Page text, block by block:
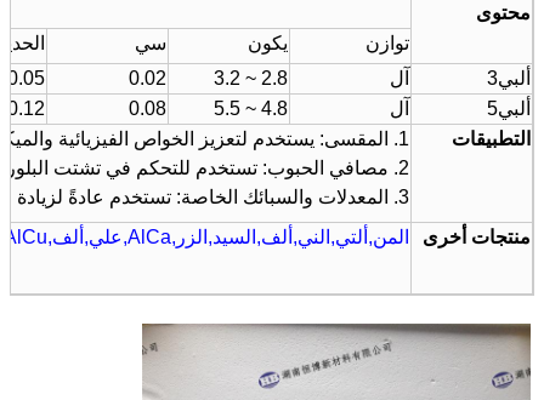
محتوى
توازن
يكون سي
ألبي3
آل 2.8 ~ 3.2
0.02
0.05
ألبي5
آل 4.8 ~ 5.5
0.08
0.12
التطبيقات
1. المقسى: يستخدم لتعزيز الخواص الفيزيائية والميكانيكية للسبائك المعدنية.
2. مصافي الحبوب: تستخدم للتحكم في تشتت البلورات الفردية في المعادن لإنتاج بنية حبوب أكثر دقة وأكثر تجانساً.
3. المعدلات والسبائك الخاصة: تستخدم عادةً لزيادة القوة والليونة والقدرة على التشغيل.
منتجات أخرى
المن, ألتي, الني, ألف, السيد, الزر ,
AlCa
,علي, ألف,
AlCu